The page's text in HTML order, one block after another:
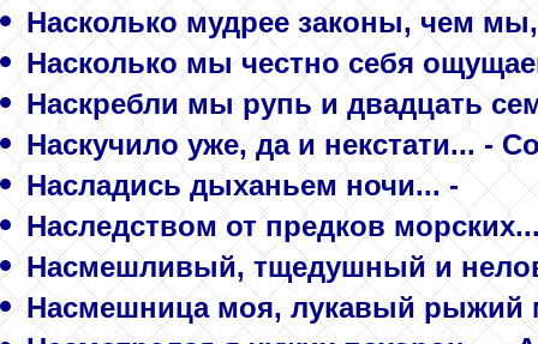
Насколько мудрее законы, чем
Насколько мы честно себя
Наскребли мы рупь и двадцать
Наскучило уже, да и некстати... -
Насладись дыханьем ночи... -
Наследством от предков
Насмешливый, тщедушный и
Насмешница моя, лукавый рыжий